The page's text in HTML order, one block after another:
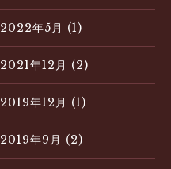
2022年5月 (1)
2021年12月 (2)
2019年12月 (1)
2019年9月 (2)